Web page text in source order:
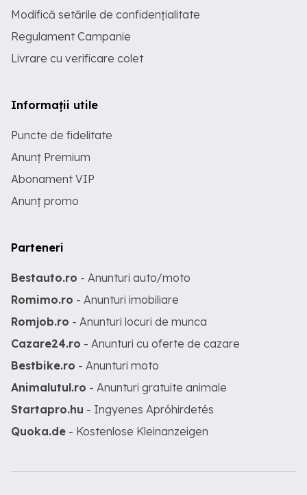
Modifică setările de confidențialitate
Regulament Campanie
Livrare cu verificare colet
Informații utile
Puncte de fidelitate
Anunț Premium
Abonament VIP
Anunț promo
Parteneri
Bestauto.ro - Anunturi auto/moto
Romimo.ro - Anunturi imobiliare
Romjob.ro - Anunturi locuri de munca
Cazare24.ro - Anunturi cu oferte de cazare
Bestbike.ro - Anunturi moto
Animalutul.ro - Anunturi gratuite animale
Startapro.hu - Ingyenes Apróhirdetés
Quoka.de - Kostenlose Kleinanzeigen